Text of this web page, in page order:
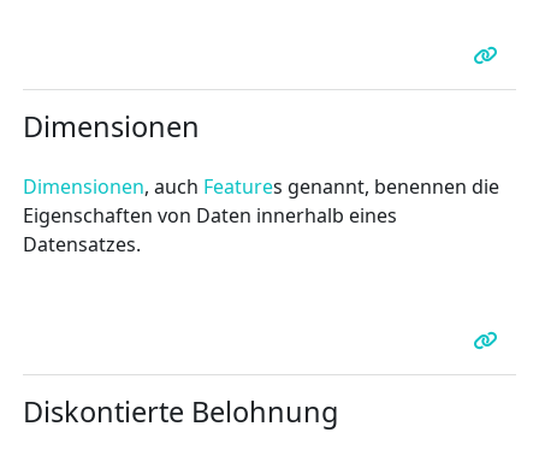
Dimensionen
Dimensionen, auch Features genannt, benennen die
Eigenschaften von Daten innerhalb eines
Datensatzes.
Diskontierte Belohnung